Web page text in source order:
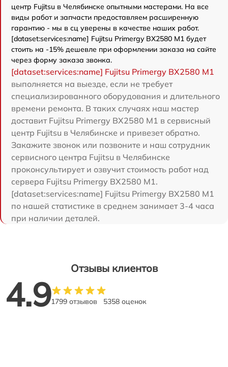
центр Fujitsu в Челябинске опытными мастерами. На все
виды работ и запчасти предоставляем расширенную
гарантию - мы в сц уверены в качестве наших работ.
[dataset:services:name] Fujitsu Primergy BX2580 M1 будет
стоить на -15% дешевле при оформлении заказа на сайте
через форму заказа звонка.
[dataset:services:name] Fujitsu Primergy BX2580 M1
выполняется на выезде, если не требует
специализированного оборудования и длительного
времени ремонта. В таких случаях наш мастер
доставит Fujitsu Primergy BX2580 M1 в сервисный
центр Fujitsu в Челябинске и привезет обратно.
Закажите звонок или позвоните и наш сотрудник
сервисного центра Fujitsu в Челябинске
проконсультирует и озвучит стоимость работ над
сервера Fujitsu Primergy BX2580 M1.
[dataset:services:name] Fujitsu Primergy BX2580 M1
по нашей статистике в среднем занимает 3-4 часа
при наличии деталей.
Отзывы клиентов
4.91799 отзывов 5358 оценок